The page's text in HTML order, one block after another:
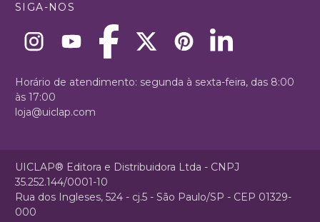
SIGA-NOS
Horário de atendimento: segunda à sexta-feira, das 8:00
às 17:00
loja@uiclap.com
UICLAP® Editora e Distribuidora Ltda - CNPJ
35.252.144/0001-10
Rua dos Ingleses, 524 - cj.5 - São Paulo/SP - CEP 01329-
000